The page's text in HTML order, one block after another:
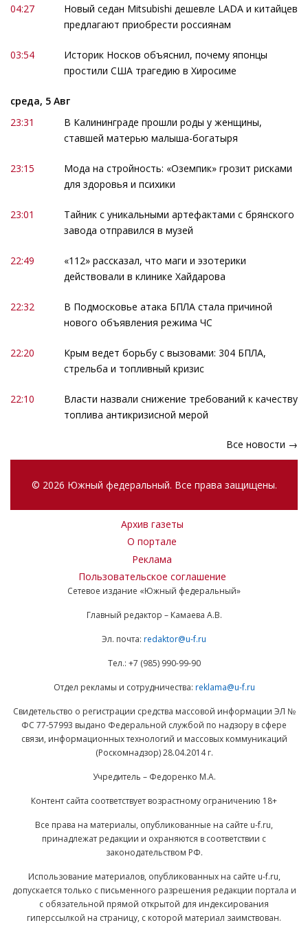
04:27
Новый седан Mitsubishi дешевле LADA и китайцев
предлагают приобрести россиянам
03:54
Историк Носков объяснил, почему японцы
простили США трагедию в Хиросиме
среда, 5 Авг
23:31
В Калининграде прошли роды у женщины,
ставшей матерью малыша-богатыря
23:15
Мода на стройность: «Оземпик» грозит рисками
для здоровья и психики
23:01
Тайник с уникальными артефактами с брянского
завода отправился в музей
22:49
«112» рассказал, что маги и эзотерики
действовали в клинике Хайдарова
22:32
В Подмосковье атака БПЛА стала причиной
нового объявления режима ЧС
22:20
Крым ведет борьбу с вызовами: 304 БПЛА,
стрельба и топливный кризис
22:10
Власти назвали снижение требований к качеству
топлива антикризисной мерой
Все новости →
© 2026 Южный федеральный. Все права защищены.
Архив газеты
О портале
Реклама
Пользовательское соглашение
Сетевое издание «Южный федеральный»
Главный редактор – Камаева А.В.
Эл. почта: redaktor@u-f.ru
Тел.: +7 (985) 990-99-90
Отдел рекламы и сотрудничества: reklama@u-f.ru
Свидетельство о регистрации средства массовой информации ЭЛ №
ФС 77-57993 выдано Федеральной службой по надзору в сфере
связи, информационных технологий и массовых коммуникаций
(Роскомнадзор) 28.04.2014 г.
Учредитель – Федоренко М.А.
Контент сайта соответствует возрастному ограничению 18+
Все права на материалы, опубликованные на сайте u-f.ru,
принадлежат редакции и охраняются в соответствии с
законодательством РФ.
Использование материалов, опубликованных на сайте u-f.ru,
допускается только с письменного разрешения редакции портала и
с обязательной прямой открытой для индексирования
гиперссылкой на страницу, с которой материал заимствован.